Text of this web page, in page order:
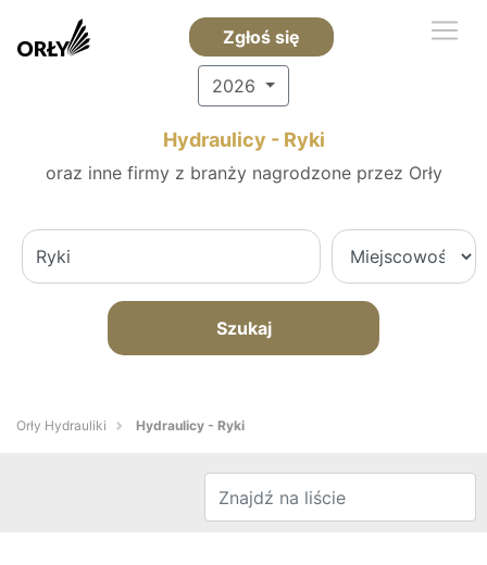
Zgłoś się
2026
Hydraulicy - Ryki
oraz inne firmy z branży nagrodzone przez Orły
Szukaj
Orły Hydrauliki Hydraulicy - Ryki